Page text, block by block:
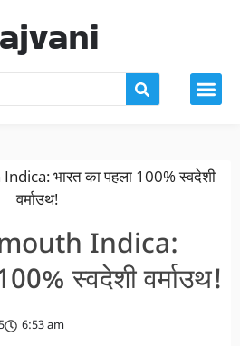
Indica:
स्वदेशी वर्माउथ!
6:53 am